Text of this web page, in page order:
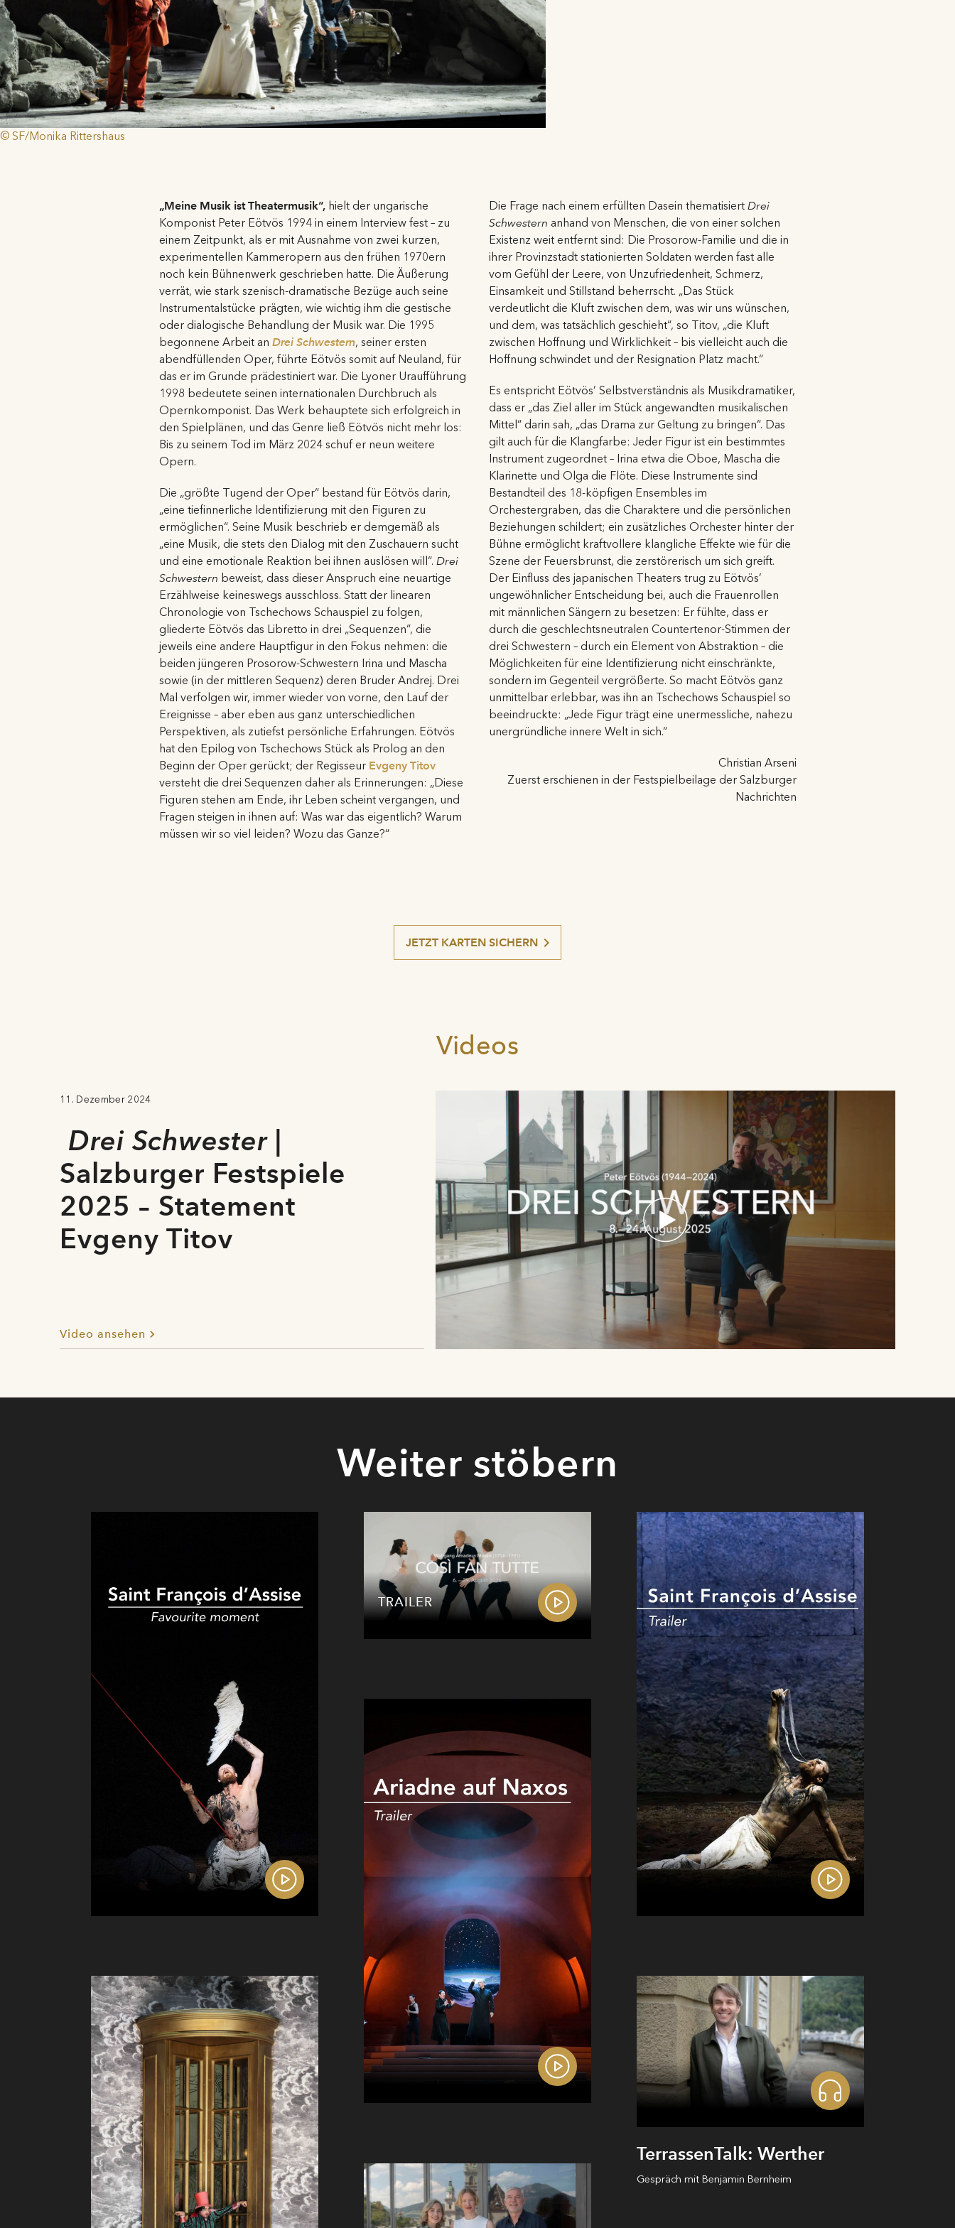
© SF/Monika Rittershaus
„Meine Musik ist Theatermusik“,hielt der ungarische
Komponist Peter Eötvös 1994 in einem Interview fest – zu
einem Zeitpunkt, als er mit Ausnahme von zwei kurzen,
experimentellen Kammeropern aus den frühen 1970ern
noch kein Bühnenwerk geschrieben hatte. Die Äußerung
verrät, wie stark szenisch-dramatische Bezüge auch seine
Instrumentalstücke prägten, wie wichtig ihm die gestische
oder dialogische Behandlung der Musik war. Die 1995
begonnene Arbeit an Drei Schwestern, seiner ersten
abendfüllenden Oper, führte Eötvös somit auf Neuland, für
das er im Grunde prädestiniert war. Die Lyoner Uraufführung
1998 bedeutete seinen internationalen Durchbruch als
Opernkomponist. Das Werk behauptete sich erfolgreich in
den Spielplänen, und das Genre ließ Eötvös nicht mehr los:
Bis zu seinem Tod im März 2024 schuf er neun weitere
Opern.
Die „größte Tugend der Oper“ bestand für Eötvös darin,
„eine tiefinnerliche Identifizierung mit den Figuren zu
ermöglichen“. Seine Musik beschrieb er demgemäß als
„eine Musik, die stets den Dialog mit den Zuschauern sucht
und eine emotionale Reaktion bei ihnen auslösen will“. Drei
Schwestern beweist, dass dieser Anspruch eine neuartige
Erzählweise keineswegs ausschloss. Statt der linearen
Chronologie von Tschechows Schauspiel zu folgen,
gliederte Eötvös das Libretto in drei „Sequenzen“, die
jeweils eine andere Hauptfigur in den Fokus nehmen: die
beiden jüngeren Prosorow-Schwestern Irina und Mascha
sowie (in der mittleren Sequenz) deren Bruder Andrej. Drei
Mal verfolgen wir, immer wieder von vorne, den Lauf der
Ereignisse – aber eben aus ganz unterschiedlichen
Perspektiven, als zutiefst persönliche Erfahrungen. Eötvös
hat den Epilog von Tschechows Stück als Prolog an den
Beginn der Oper gerückt; der Regisseur Evgeny Titov
versteht die drei Sequenzen daher als Erinnerungen: „Diese
Figuren stehen am Ende, ihr Leben scheint vergangen, und
Fragen steigen in ihnen auf: Was war das eigentlich? Warum
müssen wir so viel leiden? Wozu das Ganze?“
Die Frage nach einem erfüllten Dasein thematisiert Drei
Schwestern anhand von Menschen, die von einer solchen
Existenz weit entfernt sind: Die Prosorow-Familie und die in
ihrer Provinzstadt stationierten Soldaten werden fast alle
vom Gefühl der Leere, von Unzufriedenheit, Schmerz,
Einsamkeit und Stillstand beherrscht. „Das Stück
verdeutlicht die Kluft zwischen dem, was wir uns wünschen,
und dem, was tatsächlich geschieht“, so Titov, „die Kluft
zwischen Hoffnung und Wirklichkeit – bis vielleicht auch die
Hoffnung schwindet und der Resignation Platz macht.“
Es entspricht Eötvös’ Selbstverständnis als Musikdramatiker,
dass er „das Ziel aller im Stück angewandten musikalischen
Mittel“ darin sah, „das Drama zur Geltung zu bringen“. Das
gilt auch für die Klangfarbe: Jeder Figur ist ein bestimmtes
Instrument zugeordnet – Irina etwa die Oboe, Mascha die
Klarinette und Olga die Flöte. Diese Instrumente sind
Bestandteil des 18-köpfigen Ensembles im
Orchestergraben, das die Charaktere und die persönlichen
Beziehungen schildert; ein zusätzliches Orchester hinter der
Bühne ermöglicht kraftvollere klangliche Effekte wie für die
Szene der Feuersbrunst, die zerstörerisch um sich greift.
Der Einfluss des japanischen Theaters trug zu Eötvös’
ungewöhnlicher Entscheidung bei, auch die Frauenrollen
mit männlichen Sängern zu besetzen: Er fühlte, dass er
durch die geschlechtsneutralen Countertenor-Stimmen der
drei Schwestern – durch ein Element von Abstraktion – die
Möglichkeiten für eine Identifizierung nicht einschränkte,
sondern im Gegenteil vergrößerte. So macht Eötvös ganz
unmittelbar erlebbar, was ihn an Tschechows Schauspiel so
beeindruckte: „Jede Figur trägt eine unermessliche, nahezu
unergründliche innere Welt in sich.“
Christian Arseni
Zuerst erschienen in der Festspielbeilage der Salzburger
Nachrichten
JETZT KARTEN SICHERN
Videos
11. Dezember 2024
Drei Schwester|
Salzburger Festspiele
2025 – Statement
Evgeny Titov
Video ansehen
Weiter stöbern
TRAILER
TerrassenTalk: Werther
Gespräch mit Benjamin Bernheim